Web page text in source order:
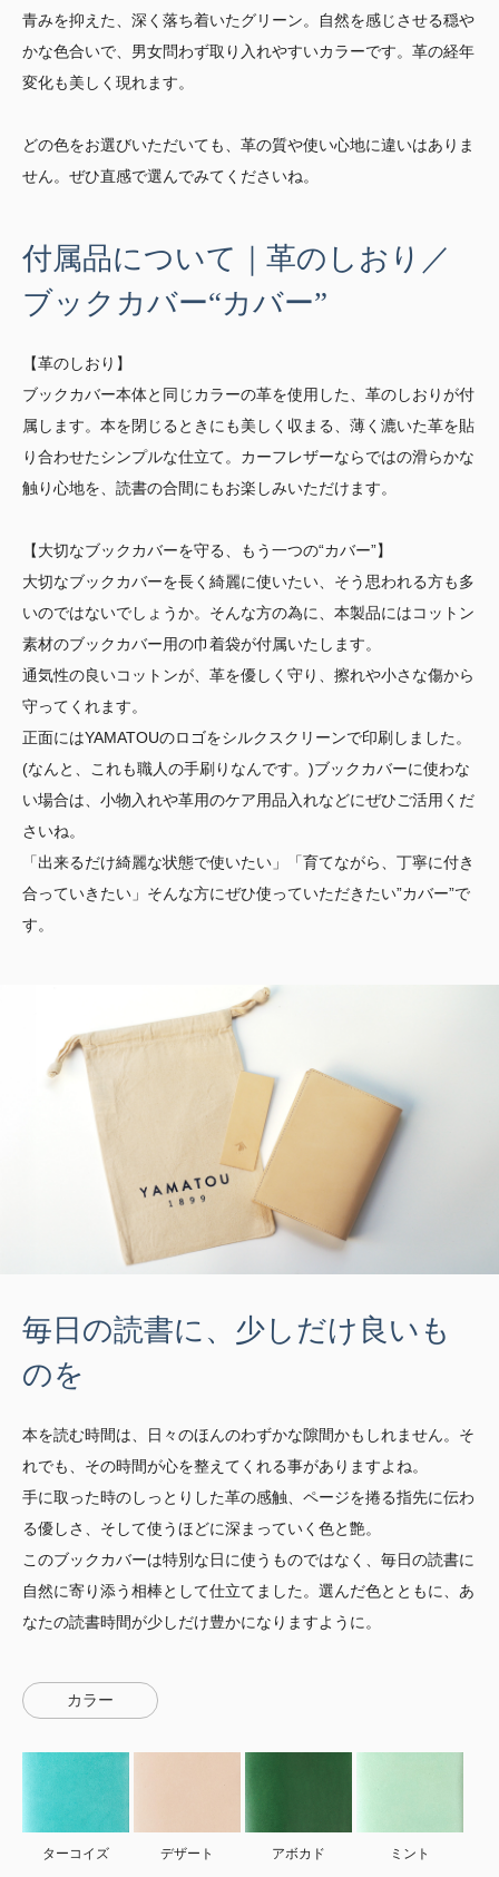
青みを抑えた、深く落ち着いたグリーン。自然を感じさせる穏や
かな色合いで、男女問わず取り入れやすいカラーです。革の経年
変化も美しく現れます。
どの色をお選びいただいても、革の質や使い心地に違いはありま
せん。ぜひ直感で選んでみてくださいね。
付属品について｜革のしおり／
ブックカバー“カバー”
【革のしおり】
ブックカバー本体と同じカラーの革を使用した、革のしおりが付
属します。本を閉じるときにも美しく収まる、薄く漉いた革を貼
り合わせたシンプルな仕立て。カーフレザーならではの滑らかな
触り心地を、読書の合間にもお楽しみいただけます。
【大切なブックカバーを守る、もう一つの“カバー”】
大切なブックカバーを長く綺麗に使いたい、そう思われる方も多
いのではないでしょうか。そんな方の為に、本製品にはコットン
素材のブックカバー用の巾着袋が付属いたします。
通気性の良いコットンが、革を優しく守り、擦れや小さな傷から
守ってくれます。
正面にはYAMATOUのロゴをシルクスクリーンで印刷しました。
(なんと、これも職人の手刷りなんです。)ブックカバーに使わな
い場合は、小物入れや革用のケア用品入れなどにぜひご活用くだ
さいね。
「出来るだけ綺麗な状態で使いたい」「育てながら、丁寧に付き
合っていきたい」そんな方にぜひ使っていただきたい”カバー”で
す。
毎日の読書に、少しだけ良いも
のを
本を読む時間は、日々のほんのわずかな隙間かもしれません。そ
れでも、その時間が心を整えてくれる事がありますよね。
手に取った時のしっとりした革の感触、ページを捲る指先に伝わ
る優しさ、そして使うほどに深まっていく色と艶。
このブックカバーは特別な日に使うものではなく、毎日の読書に
自然に寄り添う相棒として仕立てました。選んだ色とともに、あ
なたの読書時間が少しだけ豊かになりますように。
カラー
ターコイズ デザート アボカド ミント